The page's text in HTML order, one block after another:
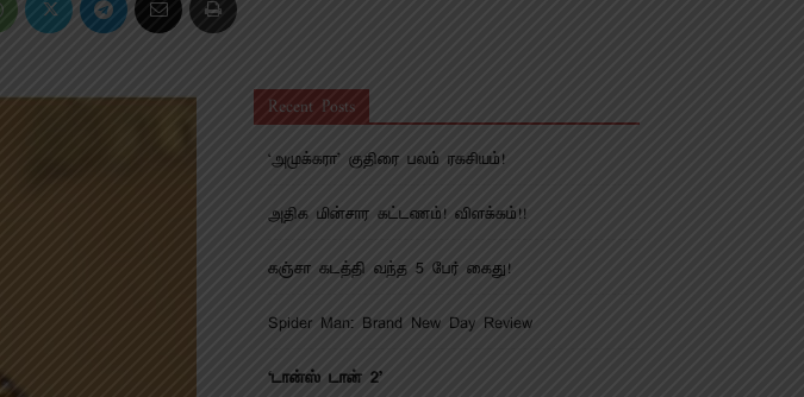
Recent Posts
‘அமுக்கரா’ குதிரை பலம் ரகசியம்!
அதிக மின்சார கட்டணம்! விளக்கம்!!
கஞ்சா கடத்தி வந்த 5 பேர் கைது!
Spider Man: Brand New Day Review
‘டான்ஸ் டான் 2’